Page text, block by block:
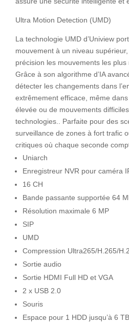
Ultra Motion Detection (UMD)
La technologie UMD d’Uniview
mouvement à un niveau
précision les mouvements les plus
Grâce à son algorithme d’IA
détecter les changements dans
extrêmement efficace, même
élevée ou de mouvements
technologies.. Parfaite pour des
surveillance de zones à fort trafic
critiques où chaque seconde
Uniarch
Enregistreur NVR pour caméra
16 CH
Bande passante supportée 64
Résolution maximale 6 MP
SIP
UMD
Compression Ultra265/H.265/
Sortie audio
Sortie HDMI Full HD et VGA
2 x USB 2.0
Souris
Espace pour 1 HDD jusqu’à 6 TB